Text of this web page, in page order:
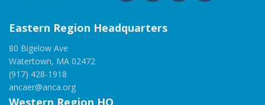
Eastern Region Headquarters
80 Bigelow Ave
Watertown, MA 02472
(917) 428-1918
ancaer@anca.org
Western Region HQ